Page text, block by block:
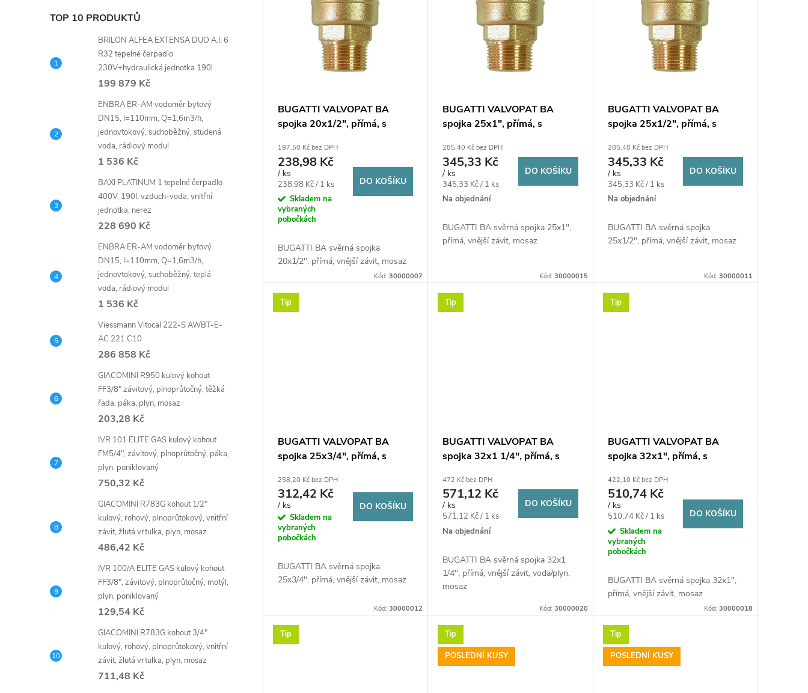
TOP 10 PRODUKTŮ
BRILON ALFEA EXTENSA DUO A.I. 6
R32 tepelné čerpadlo
230V+hydraulická jednotka 190l
199 879 Kč
ENBRA ER-AM vodoměr bytový
DN15, l=110mm, Q=1,6m3/h,
jednovtokový, suchoběžný, studená
voda, rádiový modul
1 536 Kč
BAXI PLATINUM 1 tepelné čerpadlo
400V, 190l, vzduch-voda, vnitřní
jednotka, nerez
228 690 Kč
ENBRA ER-AM vodoměr bytový
DN15, l=110mm, Q=1,6m3/h,
jednovtokový, suchoběžný, teplá
voda, rádiový modul
1 536 Kč
Viessmann Vitocal 222-S AWBT-E-
AC 221.C10
286 858 Kč
GIACOMINI R950 kulový kohout
FF3/8" závitový, plnoprůtočný, těžká
řada, páka, plyn, mosaz
203,28 Kč
IVR 101 ELITE GAS kulový kohout
FM5/4", závitový, plnoprůtočný, páka,
plyn, poniklovaný
750,32 Kč
GIACOMINI R783G kohout 1/2"
kulový, rohový, plnoprůtokový, vnitřní
závit, žlutá vrtulka, plyn, mosaz
486,42 Kč
IVR 100/A ELITE GAS kulový kohout
FF3/8", závitový, plnoprůtočný, motýl,
plyn, poniklovaný
129,54 Kč
GIACOMINI R783G kohout 3/4"
kulový, rohový, plnoprůtokový, vnitřní
závit, žlutá vrtulka, plyn, mosaz
711,48 Kč
ů
BUGATTI VALVOPAT BA
spojka 20x1/2", přímá, s
voda/plyn, mosaz
197,50 Kč bez DPH
238,98 Kč
/ ks
Měrná
cena:
238,98 Kč / 1 ks
Skladem na
vybraných
pobočkách
DO KOŠÍKU
BUGATTI BA svěrná spojka
20x1/2", přímá, vnější závit, mosaz
Kód:30000007
BUGATTI VALVOPAT BA
spojka 25x1", přímá, s
voda/plyn, mosaz
285,40 Kč bez DPH
345,33 Kč
/ ks
Měrná
cena:
345,33 Kč / 1 ks
Na objednání
DO KOŠÍKU
BUGATTI BA svěrná spojka 25x1",
přímá, vnější závit, mosaz
Kód: 30000015
BUGATTI VALVOPAT BA
spojka 25x1/2", přímá, s
voda/plyn, mosaz
285,40 Kč bez DPH
345,33 Kč
/ ks
Měrná
cena:
345,33 Kč / 1 ks
Na objednání
DO KOŠÍKU
BUGATTI BA svěrná spojka
25x1/2", přímá, vnější závit, mosaz
Kód: 30000011
Tip
BUGATTI VALVOPAT BA
spojka 25x3/4", přímá, s
voda/plyn, mosaz
258,20 Kč bez DPH
312,42 Kč
/ ks
Skladem na
vybraných
pobočkách
DO KOŠÍKU
BUGATTI BA svěrná spojka
25x3/4", přímá, vnější závit, mosaz
Kód:30000012
Tip
BUGATTI VALVOPAT BA
spojka 32x1 1/4", přímá, s
voda/plyn, mosaz
472 Kč bez DPH
571,12 Kč
/ ks
Měrná
cena:
571,12 Kč / 1 ks
Na objednání
DO KOŠÍKU
BUGATTI BA svěrná spojka 32x1
1/4", přímá, vnější závit, voda/plyn,
mosaz
Kód: 30000020
Tip
BUGATTI VALVOPAT BA
spojka 32x1", přímá, s
voda/plyn, mosaz
422,10 Kč bez DPH
510,74 Kč
/ ks
Měrná
cena:
510,74 Kč / 1 ks
Skladem na
vybraných
pobočkách
DO KOŠÍKU
BUGATTI BA svěrná spojka 32x1",
přímá, vnější závit, mosaz
Kód: 30000018
Tip
Tip
POSLEDNÍ KUSY
Tip
POSLEDNÍ KUSY